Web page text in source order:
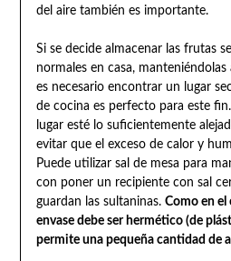
del aire también es importante.
Si se decide almacenar las frutas
normales en casa,
es necesario encontrar un lugar
de cocina es perfecto para este
lugar esté lo suficientemente
evitar que el exceso de calor y
Puede utilizar sal de mesa para
con poner un recipiente con sal
guardan las sultaninas. Como en el
envase debe ser hermético (de
permite una pequeña cantidad de